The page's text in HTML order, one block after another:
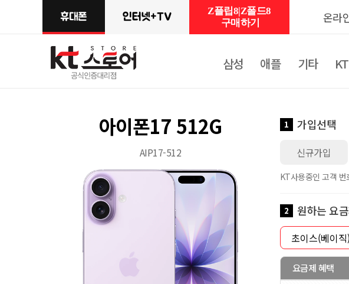
온라
삼성 애플 기타
Z플립8|Z폴드8
구매하기
아이폰17 512G
AIP17-512
1 가입선택
신규가입
KT사용중인 고객
2 원하는 요
요금제 혜택